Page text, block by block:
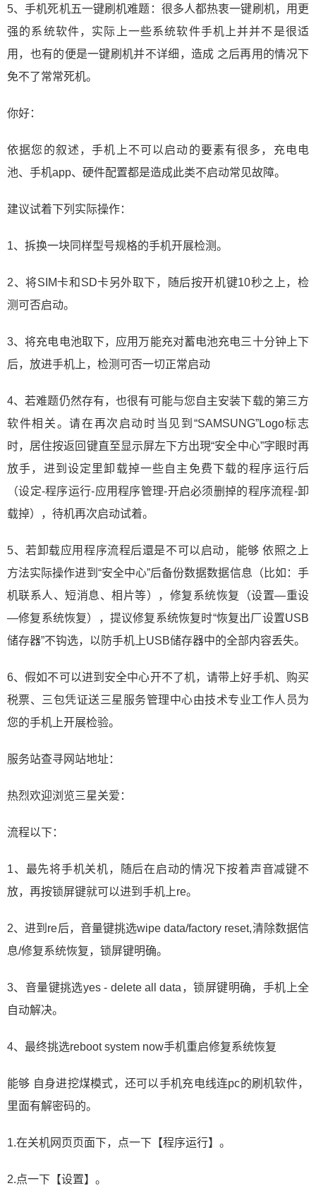
5、手机死机五一键刷机难题：很多人都热衷一键刷机，用更
强的系统软件，实际上一些系统软件手机上并并不是很适
用，也有的便是一键刷机并不详细，造成 之后再用的情况下
免不了常常死机。
你好：
依据您的叙述，手机上不可以启动的要素有很多，充电电
池、手机app、硬件配置都是造成此类不启动常见故障。
建议试着下列实际操作：
1、拆换一块同样型号规格的手机开展检测。
2、将SIM卡和SD卡另外取下，随后按开机键10秒之上，检
测可否启动。
3、将充电电池取下，应用万能充对蓄电池充电三十分钟上下
后，放进手机上，检测可否一切正常启动
4、若难题仍然存有，也很有可能与您自主安装下载的第三方
软件相关。请在再次启动时当见到“SAMSUNG”Logo标志
时，居住按返回键直至显示屏左下方出現“安全中心”字眼时再
放手，进到设定里卸载掉一些自主免费下载的程序运行后
（设定-程序运行-应用程序管理-开启必须删掉的程序流程-卸
载掉），待机再次启动试着。
5、若卸载应用程序流程后還是不可以启动，能够 依照之上
方法实际操作进到“安全中心”后备份数据数据信息（比如：手
机联系人、短消息、相片等），修复系统恢复（设置—重设
—修复系统恢复），提议修复系统恢复时“恢复出厂设置USB
储存器”不钩选，以防手机上USB储存器中的全部内容丢失。
6、假如不可以进到安全中心开不了机，请带上好手机、购买
税票、三包凭证送三星服务管理中心由技术专业工作人员为
您的手机上开展检验。
服务站查寻网站地址：
热烈欢迎浏览三星关爱：
流程以下：
1、最先将手机关机，随后在启动的情况下按着声音减键不
放，再按锁屏键就可以进到手机上re。
2、进到re后，音量键挑选wipe data/factory reset,清除数据信
息/修复系统恢复，锁屏键明确。
3、音量键挑选yes - delete all data，锁屏键明确，手机上全
自动解决。
4、最终挑选reboot system now手机重启修复系统恢复
能够 自身进挖煤模式，还可以手机充电线连pc的刷机软件，
里面有解密码的。
1.在关机网页页面下，点一下【程序运行】。
2.点一下【设置】。